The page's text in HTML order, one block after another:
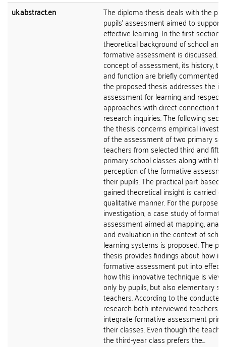
uk.abstract.en
The diploma thesis deals with the
pupils' assessment aimed to support
effective learning. In the first section a
theoretical background of school and
formative assessment is discussed.
concept of assessment, its history,
and function are briefly commented.
the proposed thesis addresses the
assessment for learning and
approaches with direct connection to
research inquiries. The following
the thesis concerns empirical
of the assessment of two primary
teachers from selected third and
primary school classes along with the
perception of the formative
their pupils. The practical part based
gained theoretical insight is carried
qualitative manner. For the purpose of
investigation, a case study of
assessment aimed at mapping,
and evaluation in the context of
learning systems is proposed. The
thesis provides findings about how is
formative assessment put into effect
how this innovative technique is
only by pupils, but also elementary
teachers. According to the conducted
research both interviewed teachers
integrate formative assessment
their classes. Even though the
the third-year class prefers the...